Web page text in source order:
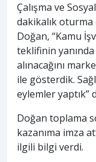
Çalışma ve
dakikalık oturma
Doğan, “Kamu
teklifinin
alınacağını
ile gösterdik.
eylemler yaptık”
Doğan toplama
kazanıma imza
ilgili bilgi verdi.